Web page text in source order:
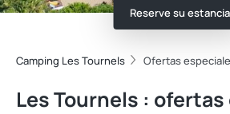
Reserve su estancia
Camping Les Tournels Ofertas
Les Tournels :